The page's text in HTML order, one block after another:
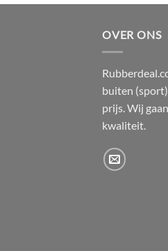
OVER ONS
buiten
prijs. Wij
kwaliteit.